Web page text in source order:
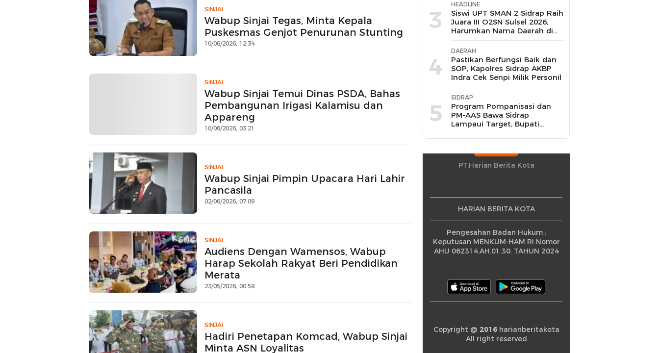
SINJAI
Wabup Sinjai Tegas, Minta Kepala
Puskesmas Genjot Penurunan Stunting
10/06/2026, 12:34
SINJAI
Wabup Sinjai Temui Dinas PSDA, Bahas
Pembangunan Irigasi Kalamisu dan
Appareng
10/06/2026, 03:21
SINJAI
Wabup Sinjai Pimpin Upacara Hari Lahir
Pancasila
02/06/2026, 07:09
SINJAI
Audiens Dengan Wamensos, Wabup
Harap Sekolah Rakyat Beri Pendidikan
Merata
23/05/2026, 00:58
SINJAI
Hadiri Penetapan Komcad, Wabup Sinjai
Minta ASN Loyalitas
3
HEADLINE
Siswi UPT SMAN 2 Sidrap Raih
Juara III O2SN Sulsel 2026,
Harumkan Nama Daerah di
Cabang Renang
4
DAERAH
Pastikan Berfungsi Baik dan
SOP, Kapolres Sidrap AKBP
Indra Cek Senpi Milik Personil
5
SIDRAP
Program Pompanisasi dan
PM-AAS Bawa Sidrap
Lampaui Target, Bupati
Petani Berprestasi
PT.Harian Berita Kota
HARIAN BERITA KOTA
Pengesahan Badan Hukum :
Keputusan MENKUM-HAM RI Nomor
AHU 062314.AH.01.30. TAHUN 2024
Copyright @ 2016harianberitakota
All right reserved